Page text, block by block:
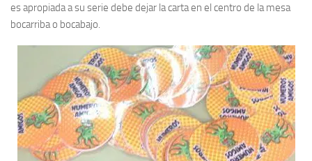
es apropiada a su serie debe dejar la carta en el centro de la mesa
bocarriba o bocabajo.